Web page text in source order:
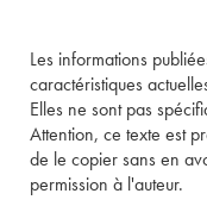
Les informations
caractéristiques
Elles ne sont pas
Attention, ce texte est
de le copier sans en
permission à l'auteur.